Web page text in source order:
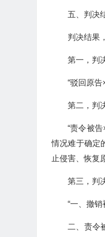
五、判决
判决结果
第一，判
“驳回原
第二，判
“责令被
情况难于确定
止侵害、恢复
第三，判
“一、撤
二、责令